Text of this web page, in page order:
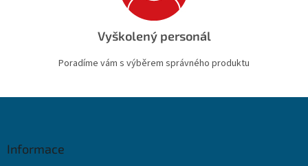
Vyškolený personál
Poradíme vám s výběrem správného produktu
Informace